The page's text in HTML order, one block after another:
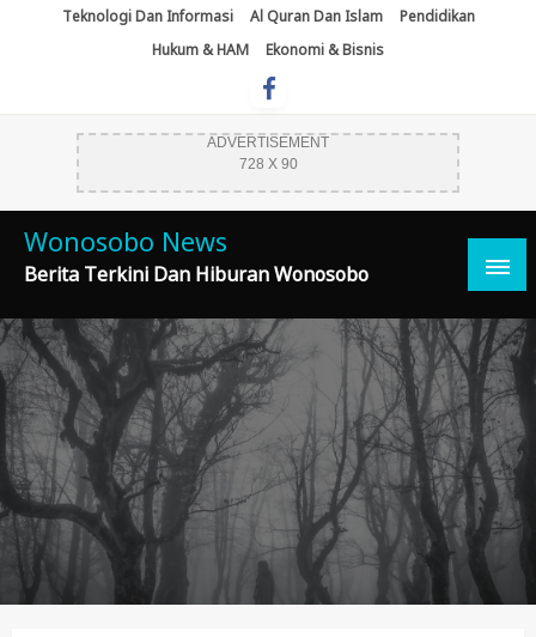
Teknologi Dan Informasi Al Quran Dan Islam
Pendidikan
Hukum & HAM
Ekonomi & Bisnis
ADVERTISEMENT
728 X 90
Wonosobo News
Berita Terkini Dan Hiburan Wonosobo